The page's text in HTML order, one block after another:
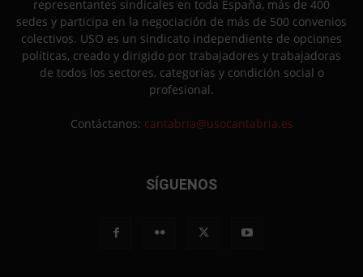
representantes sindicales en toda España, más de 400
sedes y participa en la negociación de más de 500 convenios
colectivos. USO es un sindicato independiente de opciones
políticas, creado y dirigido por trabajadores y trabajadoras
de todos los sectores, categorías y condición social o
profesional.
Contáctanos: cantabria@usocantabria.es
SÍGUENOS